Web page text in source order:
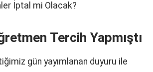
İptal mi Olacak?
Tercih Yapmıştı
gün yayımlanan duyuru ile